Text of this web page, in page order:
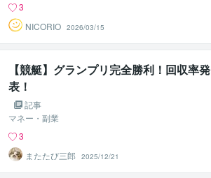
3
NICORIO 2026/03/15
【競艇】グランプリ完全勝利！回収率発
表！
記事
マネー・副業
3
またたび三郎
2025/12/21